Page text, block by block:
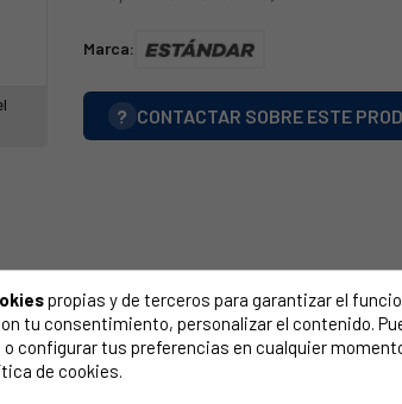
Marca:
? CONTACTAR SOBRE ESTE
propias y de terceros para garantizar el
tu consentimiento, personalizar el contenido.
o configurar tus preferencias en cualquier
de cookies.